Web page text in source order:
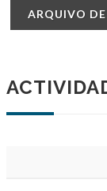
ARQUIVO